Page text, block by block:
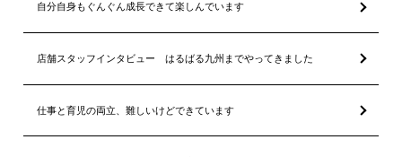
自分自身もぐんぐん成長できて楽しんでいます
店舗スタッフインタビュー はるばる九州までやってきました
仕事と育児の両立、難しいけどできています